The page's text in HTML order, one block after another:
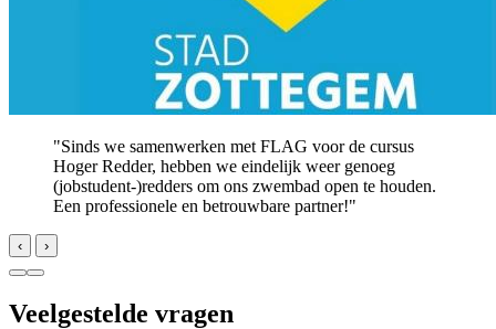
"Sinds we samenwerken met FLAG voor de cursus
Hoger Redder, hebben we eindelijk weer genoeg
(jobstudent-)redders om ons zwembad open te houden.
Een professionele en betrouwbare partner!"
‹ ›
Veelgestelde vragen